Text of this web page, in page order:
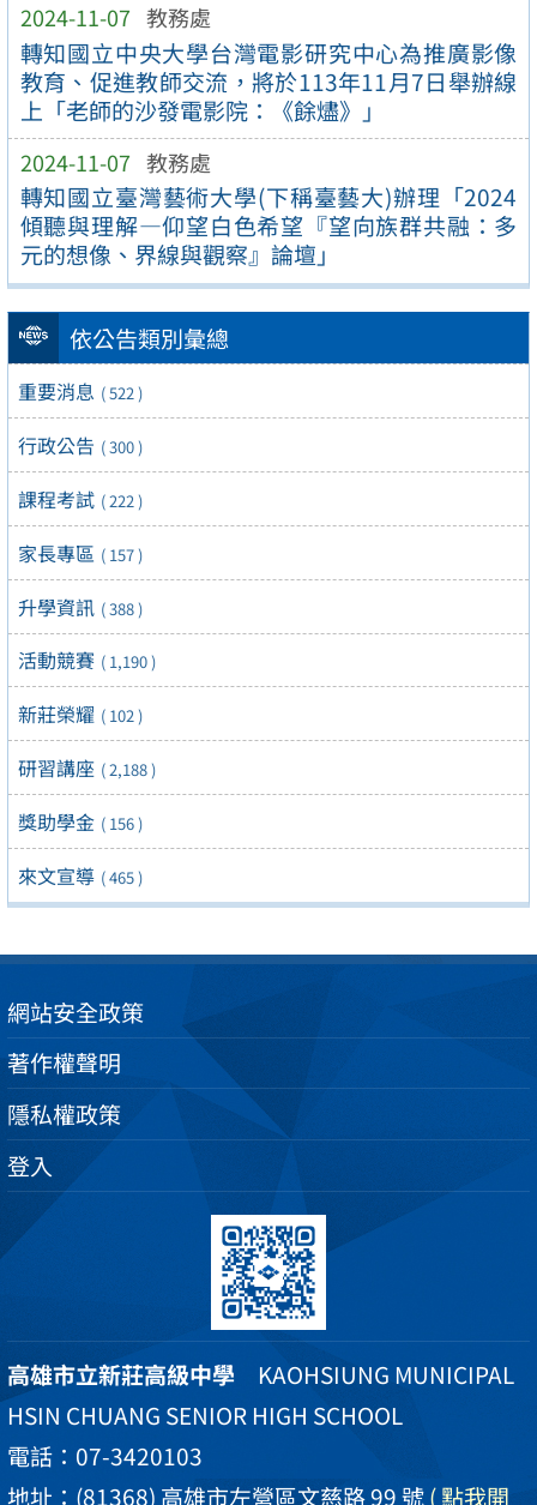
2024-11-07 教務處
轉知國立中央大學台灣電影研究中心為推廣影像
教育、促進教師交流，將於113年11月7日舉辦線
上「老師的沙發電影院：《餘燼》」
2024-11-07 教務處
轉知國立臺灣藝術大學(下稱臺藝大)辦理「2024
傾聽與理解—仰望白色希望『望向族群共融：多
元的想像、界線與觀察』論壇」
依公告類別彙總
重要消息 ( 522 )
行政公告 ( 300 )
課程考試 ( 222 )
家長專區 ( 157 )
升學資訊 ( 388 )
活動競賽 ( 1,190 )
新莊榮耀 ( 102 )
研習講座 ( 2,188 )
獎助學金 ( 156 )
來文宣導 ( 465 )
網站安全政策
著作權聲明
隱私權政策
登入
高雄市立新莊高級中學 KAOHSIUNG MUNICIPAL
HSIN CHUANG SENIOR HIGH SCHOOL
電話：07-3420103
地址：(81368) 高雄市左營區文慈路 99 號( 點我開